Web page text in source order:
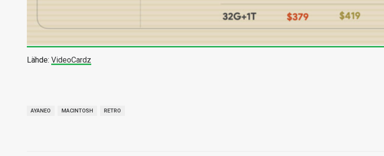
Lähde: VideoCardz
AYANEO MACINTOSH RETRO